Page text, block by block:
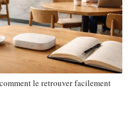
le retrouver facilement